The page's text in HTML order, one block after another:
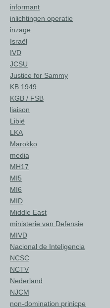
informant
inlichtingen operatie
inzage
Israël
IVD
JCSU
Justice for Sammy
KB 1949
KGB / FSB
liaison
Libië
LKA
Marokko
media
MH17
MI5
MI6
MID
Middle East
ministerie van Defensie
MIVD
Nacional de Inteligencia
NCSC
NCTV
Nederland
NJCM
non-domination prinicpe